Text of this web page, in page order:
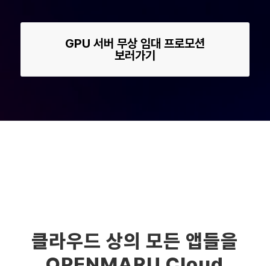
GPU 서버 무상 임대 프로모션
보러가기
클라우드 상의 모든 앱들을